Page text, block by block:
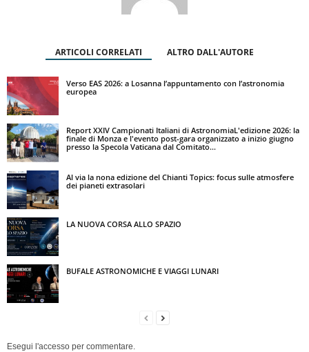
ARTICOLI CORRELATI ALTRO DALL'AUTORE
Verso EAS 2026: a Losanna l’appuntamento con l’astronomia
europea
Report XXIV Campionati Italiani di AstronomiaL'edizione 2026: la
finale di Monza e l'evento post-gara organizzato a inizio giugno
presso la Specola Vaticana dal Comitato...
Al via la nona edizione del Chianti Topics: focus sulle atmosfere
dei pianeti extrasolari
LA NUOVA CORSA ALLO SPAZIO
BUFALE ASTRONOMICHE E VIAGGI LUNARI
Esegui l'accesso per commentare.